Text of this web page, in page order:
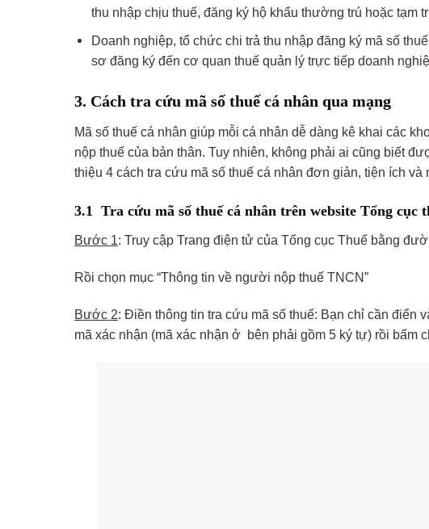
thu nhập chịu thuế, đăng ký hộ khẩu thường trú hoặc
Doanh nghiệp, tổ chức chi trả thu nhập đăng ký mã số
sơ đăng ký đến cơ quan thuế quản lý trực tiếp doanh
3. Cách tra cứu mã số thuế cá nhân qua mạng
Mã số thuế cá nhân giúp mỗi cá nhân dễ dàng kê khai các
nộp thuế của bản thân. Tuy nhiên, không phải ai cũng biết
thiệu 4 cách tra cứu mã số thuế cá nhân đơn giản, tiện ích và
3.1 Tra cứu mã số thuế cá nhân trên website Tổng cục
Bước 1: Truy cập Trang điện tử của Tổng cục Thuế bằng
Rồi chọn mục “Thông tin về người nộp thuế TNCN”
Bước 2: Điền thông tin tra cứu mã số thuế: Bạn chỉ cần điển
mã xác nhận (mã xác nhận ở bên phải gồm 5 ký tự) rồi bấm